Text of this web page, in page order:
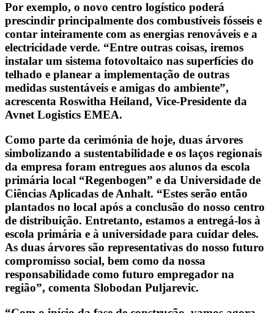
Por exemplo, o novo centro logístico poderá
prescindir principalmente dos combustíveis fósseis e
contar inteiramente com as energias renováveis e a
electricidade verde. “Entre outras coisas, iremos
instalar um sistema fotovoltaico nas superfícies do
telhado e planear a implementação de outras
medidas sustentáveis e amigas do ambiente”,
acrescenta Roswitha Heiland, Vice-Presidente da
Avnet Logistics EMEA.
Como parte da cerimónia de hoje, duas árvores
simbolizando a sustentabilidade e os laços regionais
da empresa foram entregues aos alunos da escola
primária local “Regenbogen” e da Universidade de
Ciências Aplicadas de Anhalt. “Estes serão então
plantados no local após a conclusão do nosso centro
de distribuição. Entretanto, estamos a entregá-los à
escola primária e à universidade para cuidar deles.
As duas árvores são representativas do nosso futuro
compromisso social, bem como da nossa
responsabilidade como futuro empregador na
região”, comenta Slobodan Puljarevic.